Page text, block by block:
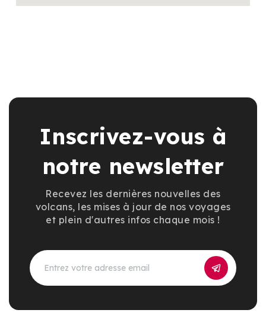
Inscrivez-vous à
notre newsletter
Recevez les dernières nouvelles des
volcans, les mises à jour de nos voyages
et plein d'autres infos chaque mois !